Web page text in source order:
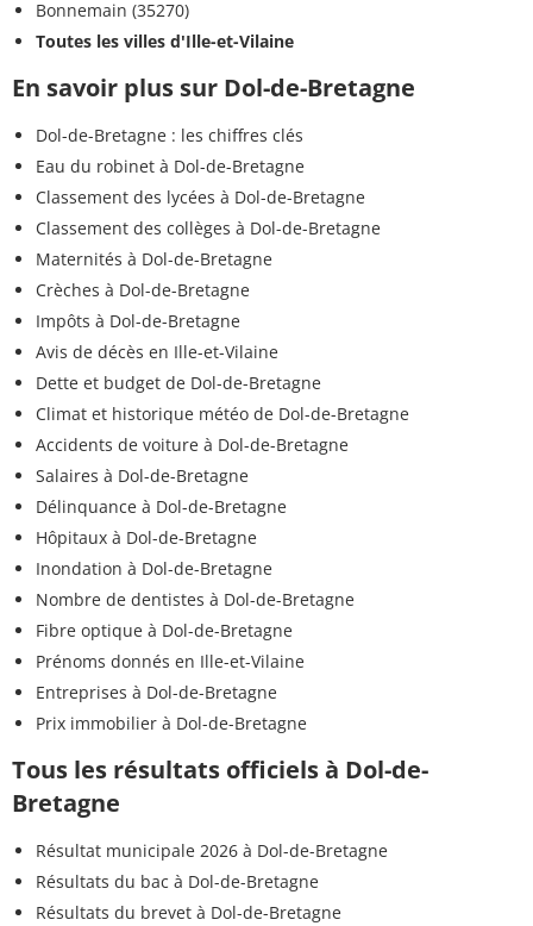
Bonnemain (35270)
Toutes les villes d'Ille-et-Vilaine
En savoir plus sur Dol-de-Bretagne
Dol-de-Bretagne : les chiffres clés
Eau du robinet à Dol-de-Bretagne
Classement des lycées à Dol-de-Bretagne
Classement des collèges à Dol-de-Bretagne
Maternités à Dol-de-Bretagne
Crèches à Dol-de-Bretagne
Impôts à Dol-de-Bretagne
Avis de décès en Ille-et-Vilaine
Dette et budget de Dol-de-Bretagne
Climat et historique météo de Dol-de-Bretagne
Accidents de voiture à Dol-de-Bretagne
Salaires à Dol-de-Bretagne
Délinquance à Dol-de-Bretagne
Hôpitaux à Dol-de-Bretagne
Inondation à Dol-de-Bretagne
Nombre de dentistes à Dol-de-Bretagne
Fibre optique à Dol-de-Bretagne
Prénoms donnés en Ille-et-Vilaine
Entreprises à Dol-de-Bretagne
Prix immobilier à Dol-de-Bretagne
Tous les résultats officiels à Dol-de-
Bretagne
Résultat municipale 2026 à Dol-de-Bretagne
Résultats du bac à Dol-de-Bretagne
Résultats du brevet à Dol-de-Bretagne